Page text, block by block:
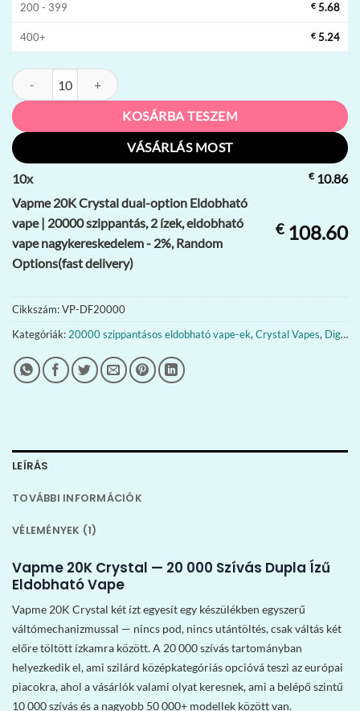
200 - 399 € 5.68
400+ € 5.24
Vapme 20K Crystal dual-option Eldobható vape | 20000 szippantás, 2
KOSÁRBA TESZEM
VÁSÁRLÁS MOST
10x €10.86
Vapme 20K Crystal dual-option Eldobható
vape | 20000 szippantás, 2 ízek, eldobható
vape nagykereskedelem - 2%, Random
Options(fast delivery)
€108.60
Cikkszám:VP-DF20000
Kategóriák: 20000 szippantásos eldobható vape-ek, Crystal Vapes, Digitális box vape-ek
LEÍRÁS
TOVÁBBI INFORMÁCIÓK
VÉLEMÉNYEK (1)
Vapme 20K Crystal — 20 000 Szívás Dupla Ízű
Eldobható Vape
Vapme 20K Crystal két ízt egyesít egy készülékben egyszerű
váltómechanizmussal — nincs pod, nincs utántöltés, csak váltás két
előre töltött ízkamra között. A 20 000 szívás tartományban
helyezkedik el, ami szilárd középkategóriás opcióvá teszi az európai
piacokra, ahol a vásárlók valami olyat keresnek, ami a belépő szintű
10 000 szívás és a nagyobb 50 000+ modellek között van.